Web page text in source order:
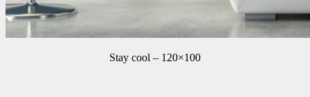
Stay cool – 120×100